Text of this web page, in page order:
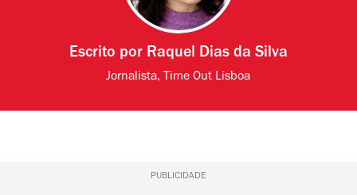
Escrito por Raquel Dias da Silva
Jornalista, Time Out Lisboa
PUBLICIDADE